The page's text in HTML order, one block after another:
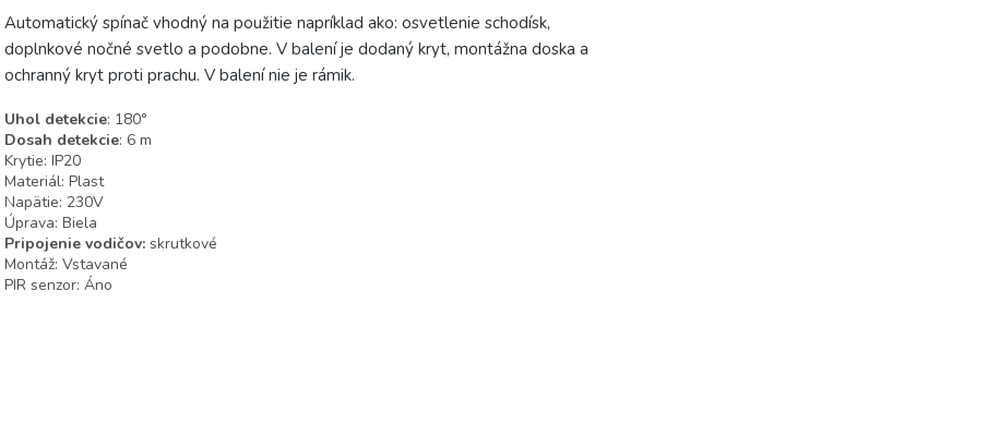
Automatický spínač vhodný na použitie napríklad ako: osvetlenie schodísk,
doplnkové nočné svetlo a podobne. V balení je dodaný kryt, montážna doska a
ochranný kryt proti prachu. V balení nie je rámik.
Uhol detekcie: 180°
Dosah detekcie: 6 m
Krytie: IP20
Materiál: Plast
Napätie: 230V
Úprava: Biela
Pripojenie vodičov: skrutkové
Montáž: Vstavané
PIR senzor: Áno